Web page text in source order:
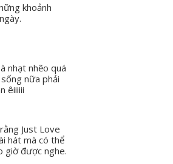
khoảnh
nhạt nhẽo quá
nữa phải
êiiiiii
Just Love
hát mà có thể
giờ được nghe.